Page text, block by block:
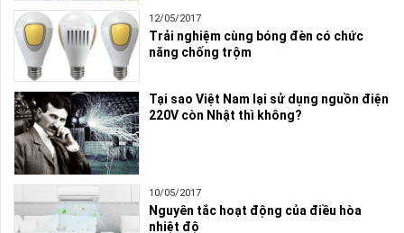
12/05/2017
Trải nghiệm cùng bóng đèn có chức
năng chống trộm
Tại sao Việt Nam lại sử dụng nguồn điện
220V còn Nhật thì không?
10/05/2017
Nguyên tắc hoạt động của điều hòa
nhiệt độ